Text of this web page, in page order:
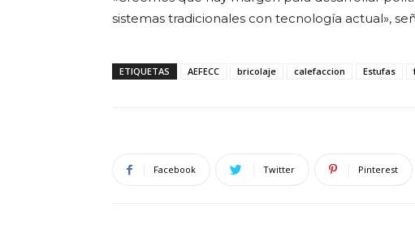
sistemas tradicionales con tecnología actual»,
ETIQUETAS AEFECC bricolaje calefaccion Estufas
Facebook Twitter Pinterest